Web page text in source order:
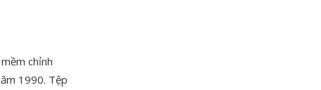
chỉnh
1990. Tệp